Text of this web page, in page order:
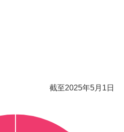
截至2025年5月1日